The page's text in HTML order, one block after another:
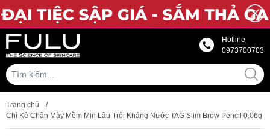
Hotline
0973700703
Trang chủ
/
Chì Kẻ Chân Mày Mềm Mịn Lâu Trôi Kháng Nước TAG Slim Brow Pencil 0.06g